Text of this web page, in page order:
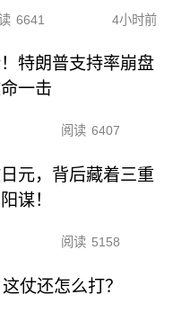
6641 4小时前
特朗普支持率崩盘
一击
阅读 6407
元，背后藏着三重
谋！
阅读 5158
仗还怎么打？